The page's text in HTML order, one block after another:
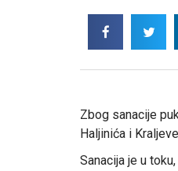
Zbog sanacije
Haljinića i
Sanacija je u